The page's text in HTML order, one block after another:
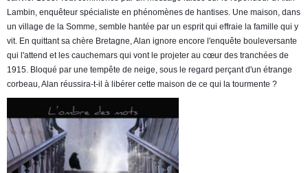
Lambin, enquêteur spécialiste en phénomènes de hantises. Une maison, dans
un village de la Somme, semble hantée par un esprit qui effraie la famille qui y
vit. En quittant sa chère Bretagne, Alan ignore encore l'enquête bouleversante
qui l'attend et les cauchemars qui vont le projeter au cœur des tranchées de
1915. Bloqué par une tempête de neige, sous le regard perçant d'un étrange
corbeau, Alan réussira-t-il à libérer cette maison de ce qui la tourmente ?